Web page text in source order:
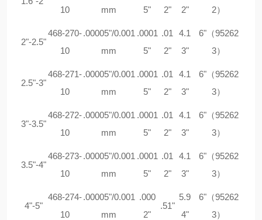
10
mm 5" 2" 2" 2）
2"-2.5"
468-270-
10
.00005"/0.001
mm
.0001
5"
.01
2"
4.1
3"
6"（95262
3）
2.5"-3"
468-271-
10
.00005"/0.001
mm
.0001
5"
.01
2"
4.1
3"
6"（95262
3）
3"-3.5"
468-272-
10
.00005"/0.001
mm
.0001
5"
.01
2"
4.1
3"
6"（95262
3）
3.5"-4"
468-273-
10
.00005"/0.001
mm
.0001
5"
.01
2"
4.1
3"
6"（95262
3）
4"-5"
468-274-
10
.00005"/0.001
mm
.000
2"
.51"
5.9
4"
6"（95262
3）